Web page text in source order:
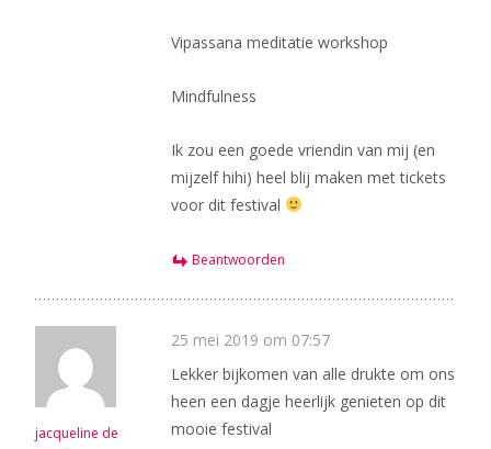
Vipassana meditatie workshop
Mindfulness
Ik zou een goede vriendin van mij (en
mijzelf hihi) heel blij maken met tickets
voor dit festival
Beantwoorden
jacqueline de
25 mei 2019 om 07:57
Lekker bijkomen van alle drukte om ons
heen een dagje heerlijk genieten op dit
mooie festival